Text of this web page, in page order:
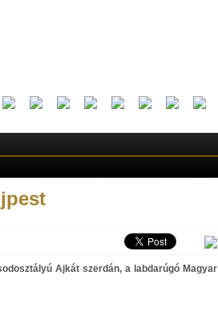
Ajkát szerdán, a labdarúgó Magyar